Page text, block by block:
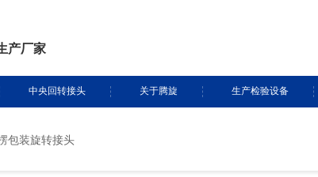
产厂家
中央回转接头
挖掘机旋转接头
关于腾旋 生产检验设备
包装旋转接头